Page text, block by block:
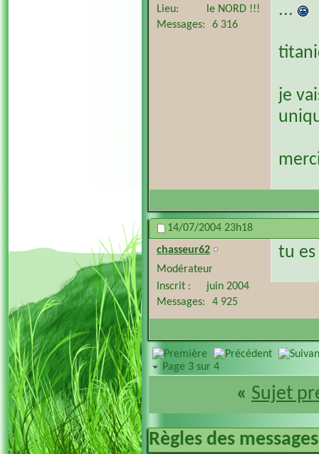
Lieu
le NORD !!!
Messages
6 316
...
je
14/07/2004 23h18
chasseur62
Modérateur
Inscrit
juin 2004
Messages
4 925
tu es
Page 3 sur 4
« Sujet
Règles des messages